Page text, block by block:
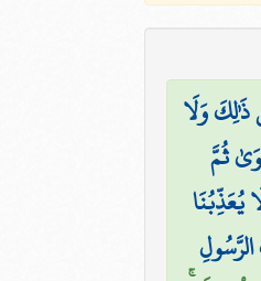
ذَٰلِكَ وَلَا
ثُمَّ
يُعَذِّبُنَا